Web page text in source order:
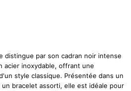
distingue par son cadran noir intense
inoxydable, offrant une
style classique. Présentée dans un
bracelet assorti, elle est idéale pour